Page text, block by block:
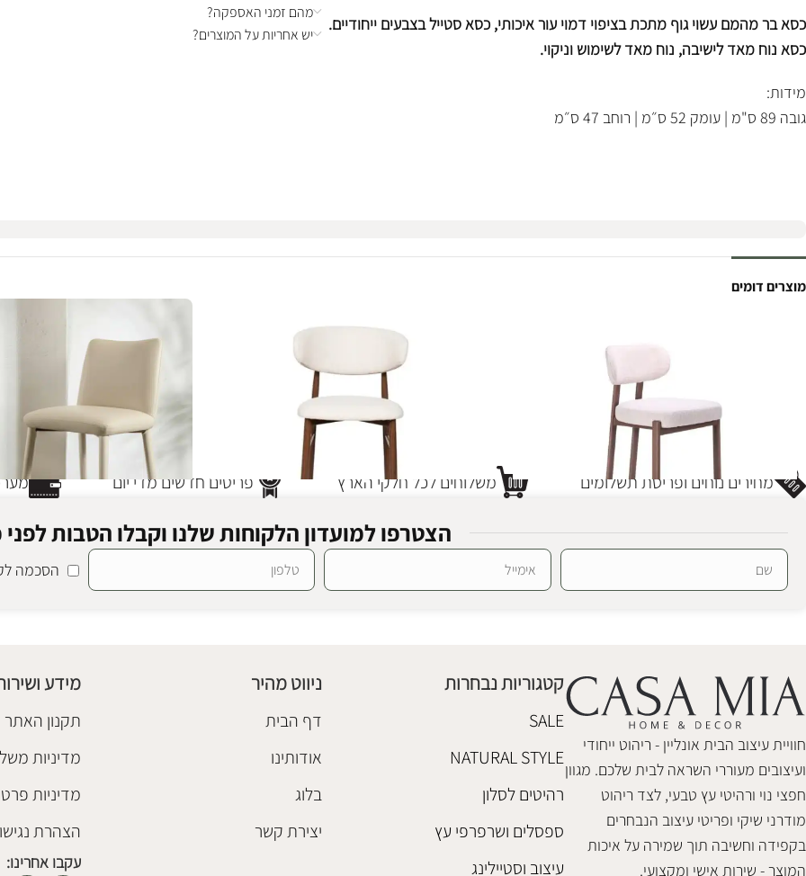
כסא בר מהמם עשוי גוף מתכת בציפוי דמוי עור איכותי, כסא סטייל בצבעים ייחודיים.
כסא נוח מאד לישיבה, נוח מאד לשימוש וניקוי.
מידות:
גובה 89 ס"מ | עומק 52 ס״מ | רוחב 47 ס״מ
מהם זמני האספקה?
יש אחריות על המוצרים?
מוצרים דומים
כסא בר מילאן אגוז
הוספה לסל
SALE
₪980
840
כסא בר פרדריק בז'
פריטים חדשים מדי יום משלוחים לכל חלקי הארץ מחירים נוחים ופריסת תשלומים
הצטרפו למועדון הלקוחות שלנו וקבלו הטבות
הסכמה
חוויית עיצוב הבית אונליין - ריהוט ייחודי
ועיצובים מעוררי השראה לבית שלכם. מגוון
חפצי נוי ורהיטי עץ טבעי, לצד ריהוט
מודרני שיקי ופריטי עיצוב הנבחרים
בקפידה וחשיבה תוך שמירה על איכות
המוצר - שירות אישי ומקצועי.
קטגוריות נבחרות
SALE
NATURAL STYLE
רהיטים לסלון
ספסלים ושרפרפי עץ
עיצוב וסטיילינג
ניווט מהיר
דף הבית
אודותינו
בלוג
יצירת קשר
מידע
תקנון האתר
מדיניות
מדיניות
הצהרת
עקבו אחרינו: